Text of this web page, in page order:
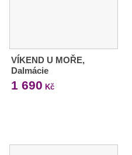
VÍKEND U MOŘE,
Dalmácie
1 690 Kč